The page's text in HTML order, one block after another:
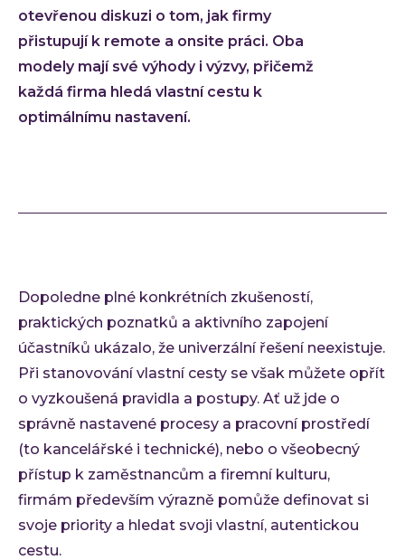
týmu
Ke
C-
otevřenou diskuzi o tom, jak firmy
přistupují k remote a onsite práci. Oba
modely mají své výhody i výzvy, přičemž
každá firma hledá vlastní cestu k
optimálnímu nastavení.
Dopoledne plné konkrétních zkušeností,
praktických poznatků a aktivního zapojení
účastníků ukázalo, že univerzální řešení neexistuje.
Při stanovování vlastní cesty se však můžete opřít
o vyzkoušená pravidla a postupy. Ať už jde o
správně nastavené procesy a pracovní prostředí
(to kancelářské i technické), nebo o všeobecný
přístup k zaměstnancům a firemní kulturu,
firmám především výrazně pomůže definovat si
svoje priority a hledat svoji vlastní, autentickou
cestu.